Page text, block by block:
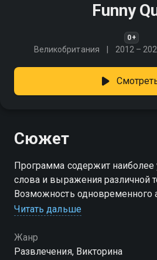
Funny
0+
Великобритания 2012 –
Сюжет
Программа содержит наиболее
слова и выражения различной
Возможность одновременного
визуального восприятия
при запоминании новой лексики
Читать дальше
Жанр
Развлечения, Викторина